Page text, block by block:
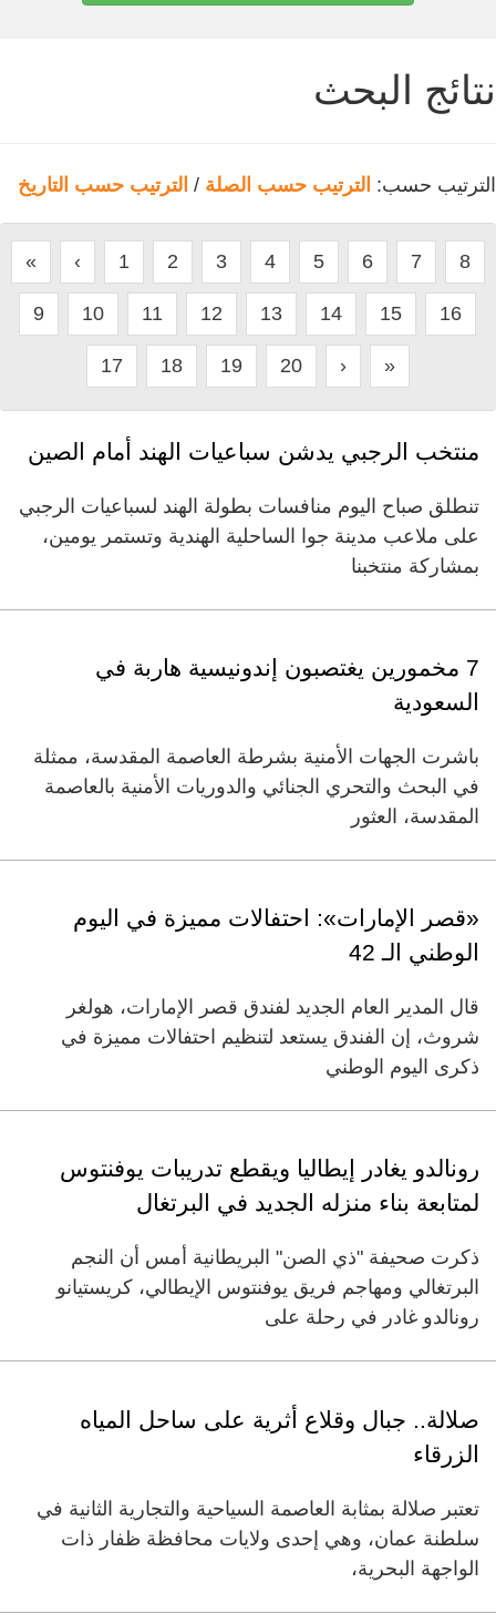
نتائج البحث
الترتيب حسب: الترتيب حسب الصلة / الترتيب حسب التاريخ
« ‹ 1 2 3 4 5 6 7 8
9 10 11 12 13 14 15 16
17 18 19 20 › »
منتخب الرجبي يدشن سباعيات الهند أمام الصين
تنطلق صباح اليوم منافسات بطولة الهند لسباعيات الرجبي
على ملاعب مدينة جوا الساحلية الهندية وتستمر يومين،
بمشاركة منتخبنا
7 مخمورين يغتصبون إندونيسية هاربة في
السعودية
باشرت الجهات الأمنية بشرطة العاصمة المقدسة، ممثلة
في البحث والتحري الجنائي والدوريات الأمنية بالعاصمة
المقدسة، العثور
«قصر الإمارات»: احتفالات مميزة في اليوم
الوطني الـ 42
قال المدير العام الجديد لفندق قصر الإمارات، هولغر
شروث، إن الفندق يستعد لتنظيم احتفالات مميزة في
ذكرى اليوم الوطني
رونالدو يغادر إيطاليا ويقطع تدريبات يوفنتوس
لمتابعة بناء منزله الجديد في البرتغال
ذكرت صحيفة "ذي الصن" البريطانية أمس أن النجم
البرتغالي ومهاجم فريق يوفنتوس الإيطالي، كريستيانو
رونالدو غادر في رحلة على
صلالة.. جبال وقلاع أثرية على ساحل المياه
الزرقاء
تعتبر صلالة بمثابة العاصمة السياحية والتجارية الثانية في
سلطنة عمان، وهي إحدى ولايات محافظة ظفار ذات
الواجهة البحرية،